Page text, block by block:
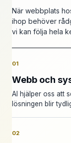
När webbplats
ihop behöver
vi kan följa hela
01
Webb och
AI hjälper oss att
lösningen blir
02